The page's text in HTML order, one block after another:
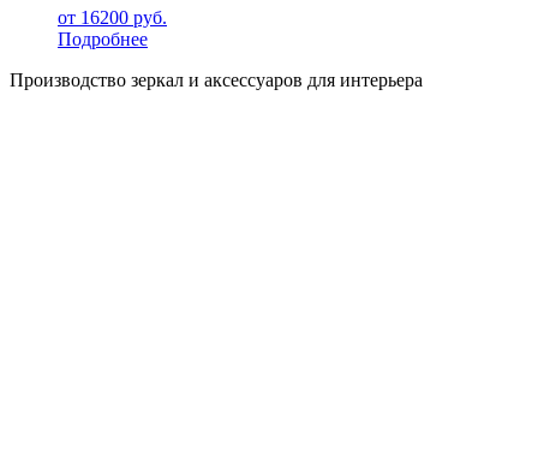
от 16200 руб.
Подробнее
Производство зеркал и аксессуаров для интерьера